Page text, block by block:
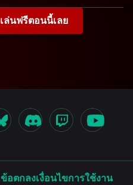
เล่นฟรีตอนนี้เลย
ข้อตกลงเงื่อนไขการใช้งาน